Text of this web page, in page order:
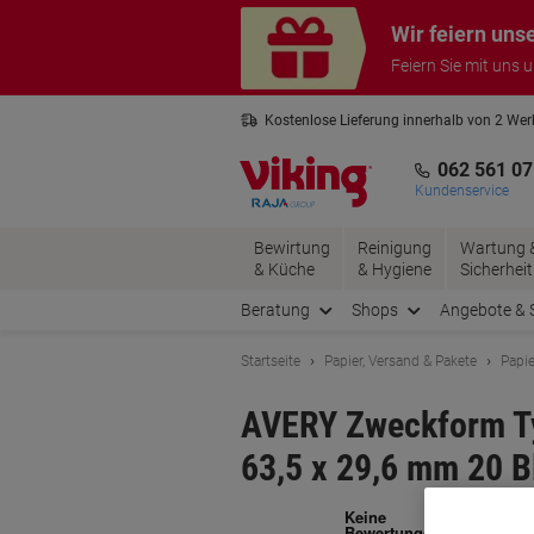
Wir feiern
Feiern Sie mit uns
Kostenlose Lieferung innerhalb von 2
062 561
Kundenservice
Bewirtung
& Küche
Reinigung
& Hygiene
Wartung
Sicherheit
Beratung Shops Angebote &
Startseite Papier, Versand & Pakete
AVERY Zweckform
63,5 x 29,6 mm 20